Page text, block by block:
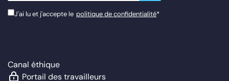
J'ai lu et j'accepte le politique de confidentialité*
Canal éthique
Portail des travailleurs